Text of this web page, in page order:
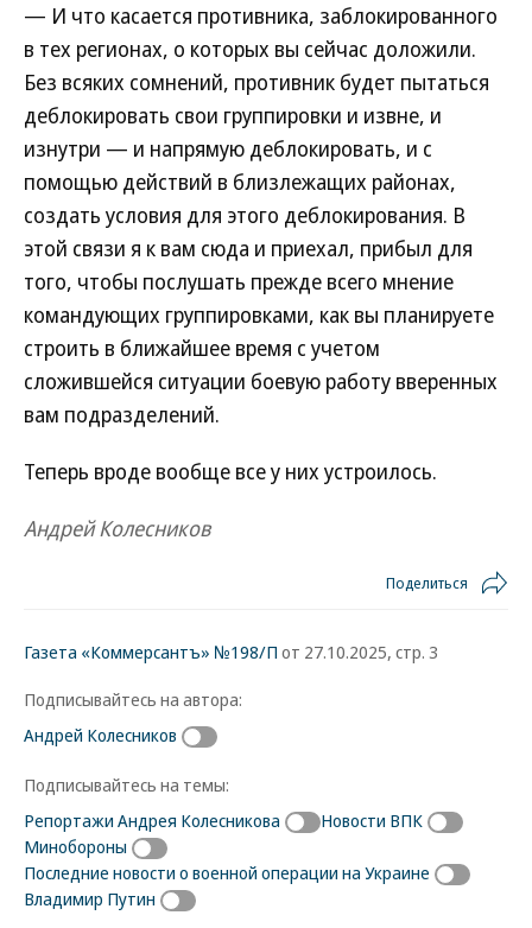
— И что касается противника, заблокированного
в тех регионах, о которых вы сейчас доложили.
Без всяких сомнений, противник будет пытаться
деблокировать свои группировки и извне, и
изнутри — и напрямую деблокировать, и с
помощью действий в близлежащих районах,
создать условия для этого деблокирования. В
этой связи я к вам сюда и приехал, прибыл для
того, чтобы послушать прежде всего мнение
командующих группировками, как вы планируете
строить в ближайшее время с учетом
сложившейся ситуации боевую работу вверенных
вам подразделений.
Теперь вроде вообще все у них устроилось.
Андрей Колесников
Поделиться
Газета «Коммерсантъ» №198/П от 27.10.2025, стр. 3
Подписывайтесь на автора:
Андрей Колесников
Подписывайтесь на темы:
Репортажи Андрея Колесникова
Новости ВПК
Минобороны
Последние новости о военной операции на Украине
Владимир Путин